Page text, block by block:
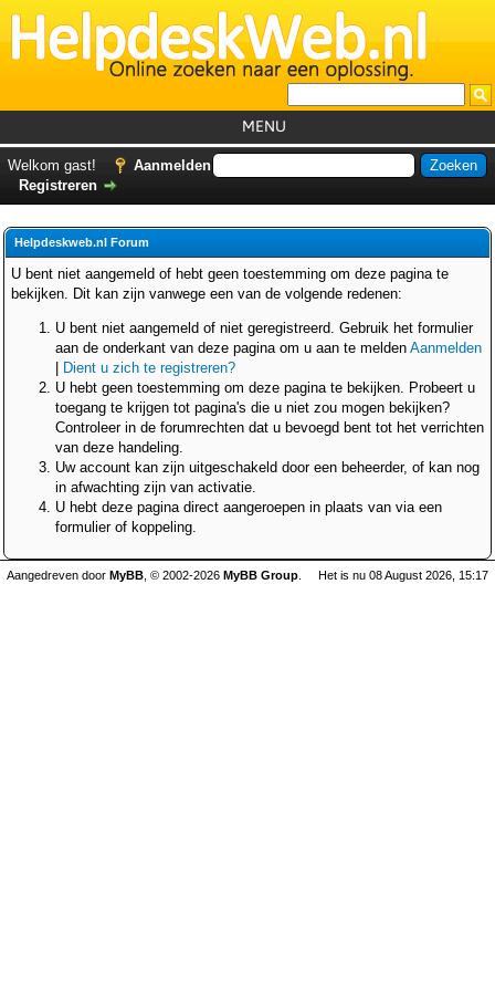
MENU
Helpdesks
Forum
Welkom gast!
Aanmelden
Registreren
Helpdeskweb.nl Forum
U bent niet aangemeld of hebt geen toestemming om deze pagina te
bekijken. Dit kan zijn vanwege een van de volgende redenen:
U bent niet aangemeld of niet geregistreerd. Gebruik het formulier
aan de onderkant van deze pagina om u aan te melden Aanmelden
Dient u zich te registreren?
U hebt geen toestemming om deze pagina te bekijken. Probeert u
toegang te krijgen tot pagina's die u niet zou mogen bekijken?
Controleer in de forumrechten dat u bevoegd bent tot het verrichten
van deze handeling.
Uw account kan zijn uitgeschakeld door een beheerder, of kan nog
in afwachting zijn van activatie.
U hebt deze pagina direct aangeroepen in plaats van via een
formulier of koppeling.
Het is nu 08 August 2026, 15:17
Aangedreven door MyBB , © 2002-2026 MyBB Group